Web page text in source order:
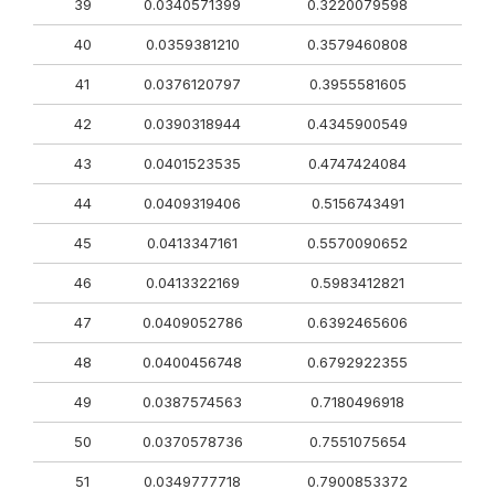
39 0.0340571399 0.3220079598
40 0.0359381210 0.3579460808
41 0.0376120797 0.3955581605
42 0.0390318944 0.4345900549
43 0.0401523535 0.4747424084
44 0.0409319406 0.5156743491
45 0.0413347161 0.5570090652
46 0.0413322169 0.5983412821
47 0.0409052786 0.6392465606
48 0.0400456748 0.6792922355
49 0.0387574563 0.7180496918
50 0.0370578736 0.7551075654
51 0.0349777718 0.7900853372